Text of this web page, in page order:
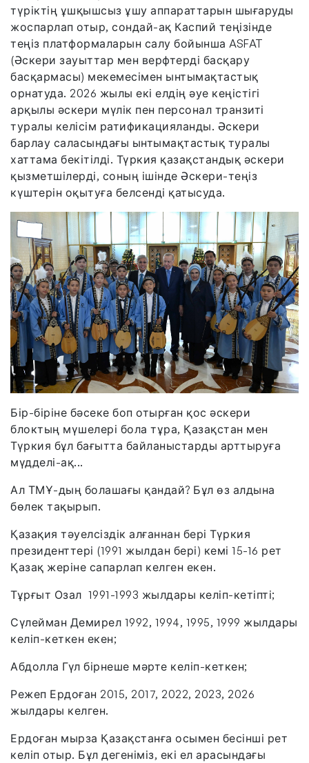
түріктің ұшқышсыз ұшу аппараттарын шығаруды
жоспарлап отыр, сондай-ақ Каспий теңізінде
теңіз платформаларын салу бойынша ASFAT
(Әскери зауыттар мен верфтерді басқару
басқармасы) мекемесімен ынтымақтастық
орнатуда. 2026 жылы екі елдің әуе кеңістігі
арқылы әскери мүлік пен персонал транзиті
туралы келісім ратификацияланды. Әскери
барлау саласындағы ынтымақтастық туралы
хаттама бекітілді. Түркия қазақстандық әскери
қызметшілерді, соның ішінде Әскери-теңіз
күштерін оқытуға белсенді қатысуда.
Бір-біріне бәсеке боп отырған қос әскери
блоктың мүшелері бола тұра, Қазақстан мен
Түркия бұл бағытта байланыстарды арттыруға
мүдделі-ақ...
Ал ТМҰ-дың болашағы қандай? Бұл өз алдына
бөлек тақырып.
Қазақия тәуелсіздік алғаннан бері Түркия
президенттері (1991 жылдан бері) кемі 15-16 рет
Қазақ жеріне сапарлап келген екен.
Тұрғыт Озал 1991-1993 жылдары келіп-кетіпті;
Сүлейман Демирел 1992, 1994, 1995, 1999 жылдары
келіп-кеткен екен;
Абдолла Гүл бірнеше мәрте келіп-кеткен;
Режеп Ердоған 2015, 2017, 2022, 2023, 2026
жылдары келген.
Ердоған мырза Қазақстанға осымен бесінші рет
келіп отыр. Бұл дегеніміз, екі ел арасындағы